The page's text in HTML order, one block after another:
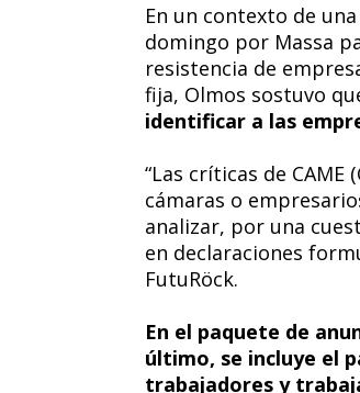
En un contexto de
domingo por Massa
resistencia de
fija, Olmos sostuvo
identificar a las
“Las críticas de
cámaras o
analizar, por una
en declaraciones
FutuRöck.
En el paquete de
último, se incluye el
trabajadores y